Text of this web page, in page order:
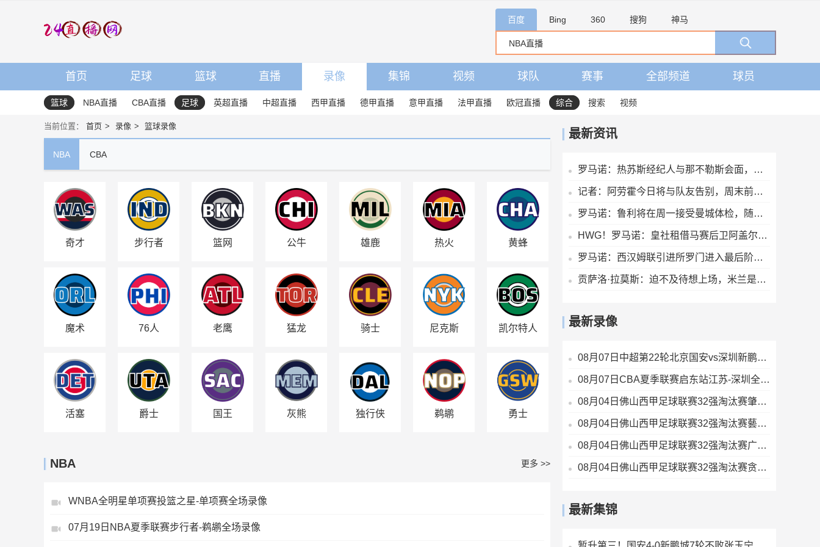
百度 Bing 360 搜狗 神马
首页 足球 篮球 直播 录像 集锦 视频 球队 赛事 全部频道 球员
篮球 NBA直播 CBA直播 足球 英超直播 中超直播 西甲直播 德甲直播 意甲直播 法甲直播 欧冠直播 综合 搜索 视频
当前位置： 首页 录像 篮球录像
NBA CBA
奇才 步行者 篮网 公牛 雄鹿 热火 黄蜂
魔术 76人 老鹰 猛龙 骑士 尼克斯 凯尔特人
活塞 爵士 国王 灰熊 独行侠 鹈鹕 勇士
NBA 更多 >>
WNBA全明星单项赛投篮之星-单项赛全场录像
07月19日NBA夏季联赛步行者-鹈鹕全场录像
最新资讯
罗马诺：热苏斯经纪人与那不勒斯会面，阿森纳仅考虑永久出售
记者：阿劳霍今日将与队友告别，周末前往英格兰租借加盟利物浦
罗马诺：鲁利将在周一接受曼城体检，随后官宣
HWG！罗马诺：皇社租借马赛后卫阿盖尔德达协议，买断费1100万欧
罗马诺：西汉姆联引进所罗门进入最后阶段，正推进与热刺的谈判
贡萨洛·拉莫斯：迫不及待想上场，米兰是世上最伟大的俱乐部之一
最新录像
08月07日中超第22轮北京国安vs深圳新鹏城全场录像
08月07日CBA夏季联赛启东站江苏-深圳全场录像
08月04日佛山西甲足球联赛32强淘汰赛肇庆恒骏成VS三七互娱全场录像
08月04日佛山西甲足球联赛32强淘汰赛藝品高國際VS湛江狂狼·粵辉能源全场录像
08月04日佛山西甲足球联赛32强淘汰赛广东西南建设VS香港圣徒全场录像
08月04日佛山西甲足球联赛32强淘汰赛贪玩游戏VS美的薪火全场录像
最新集锦